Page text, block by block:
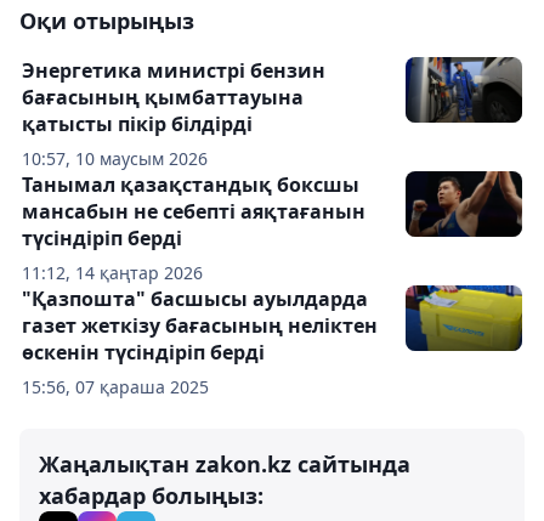
Оқи отырыңыз
10:57, 10 маусым 2026
Энергетика министрі бензин
бағасының қымбаттауына
қатысты пікір білдірді
11:12, 14 қаңтар 2026
Танымал қазақстандық боксшы
мансабын не себепті аяқтағанын
түсіндіріп берді
15:56, 07 қараша 2025
"Қазпошта" басшысы ауылдарда
газет жеткізу бағасының неліктен
өскенін түсіндіріп берді
Жаңалықтан zakon.kz сайтында
хабардар болыңыз: